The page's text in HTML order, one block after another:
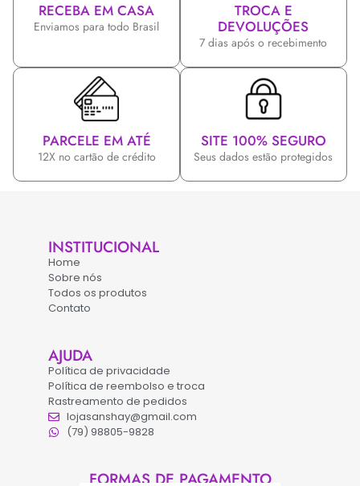
RECEBA EM CASA
Enviamos para todo Brasil
TROCA E
DEVOLUÇÕES
7 dias após o recebimento
PARCELE EM ATÉ
12X no cartão de crédito
SITE 100% SEGURO
Seus dados estão protegidos
INSTITUCIONAL
Home
Sobre nós
Todos os produtos
Contato
AJUDA
Política de privacidade
Política de reembolso e troca
Rastreamento de pedidos
lojasanshay@gmail.com
(79) 98805-9828
FORMAS DE PAGAMENTO